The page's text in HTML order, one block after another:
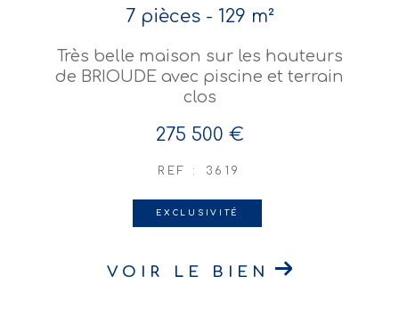
7 pièces - 129 m²
Très belle maison sur les hauteurs
de BRIOUDE avec piscine et terrain
clos
275 500 €
REF : 3619
EXCLUSIVITÉ
VOIR LE BIEN